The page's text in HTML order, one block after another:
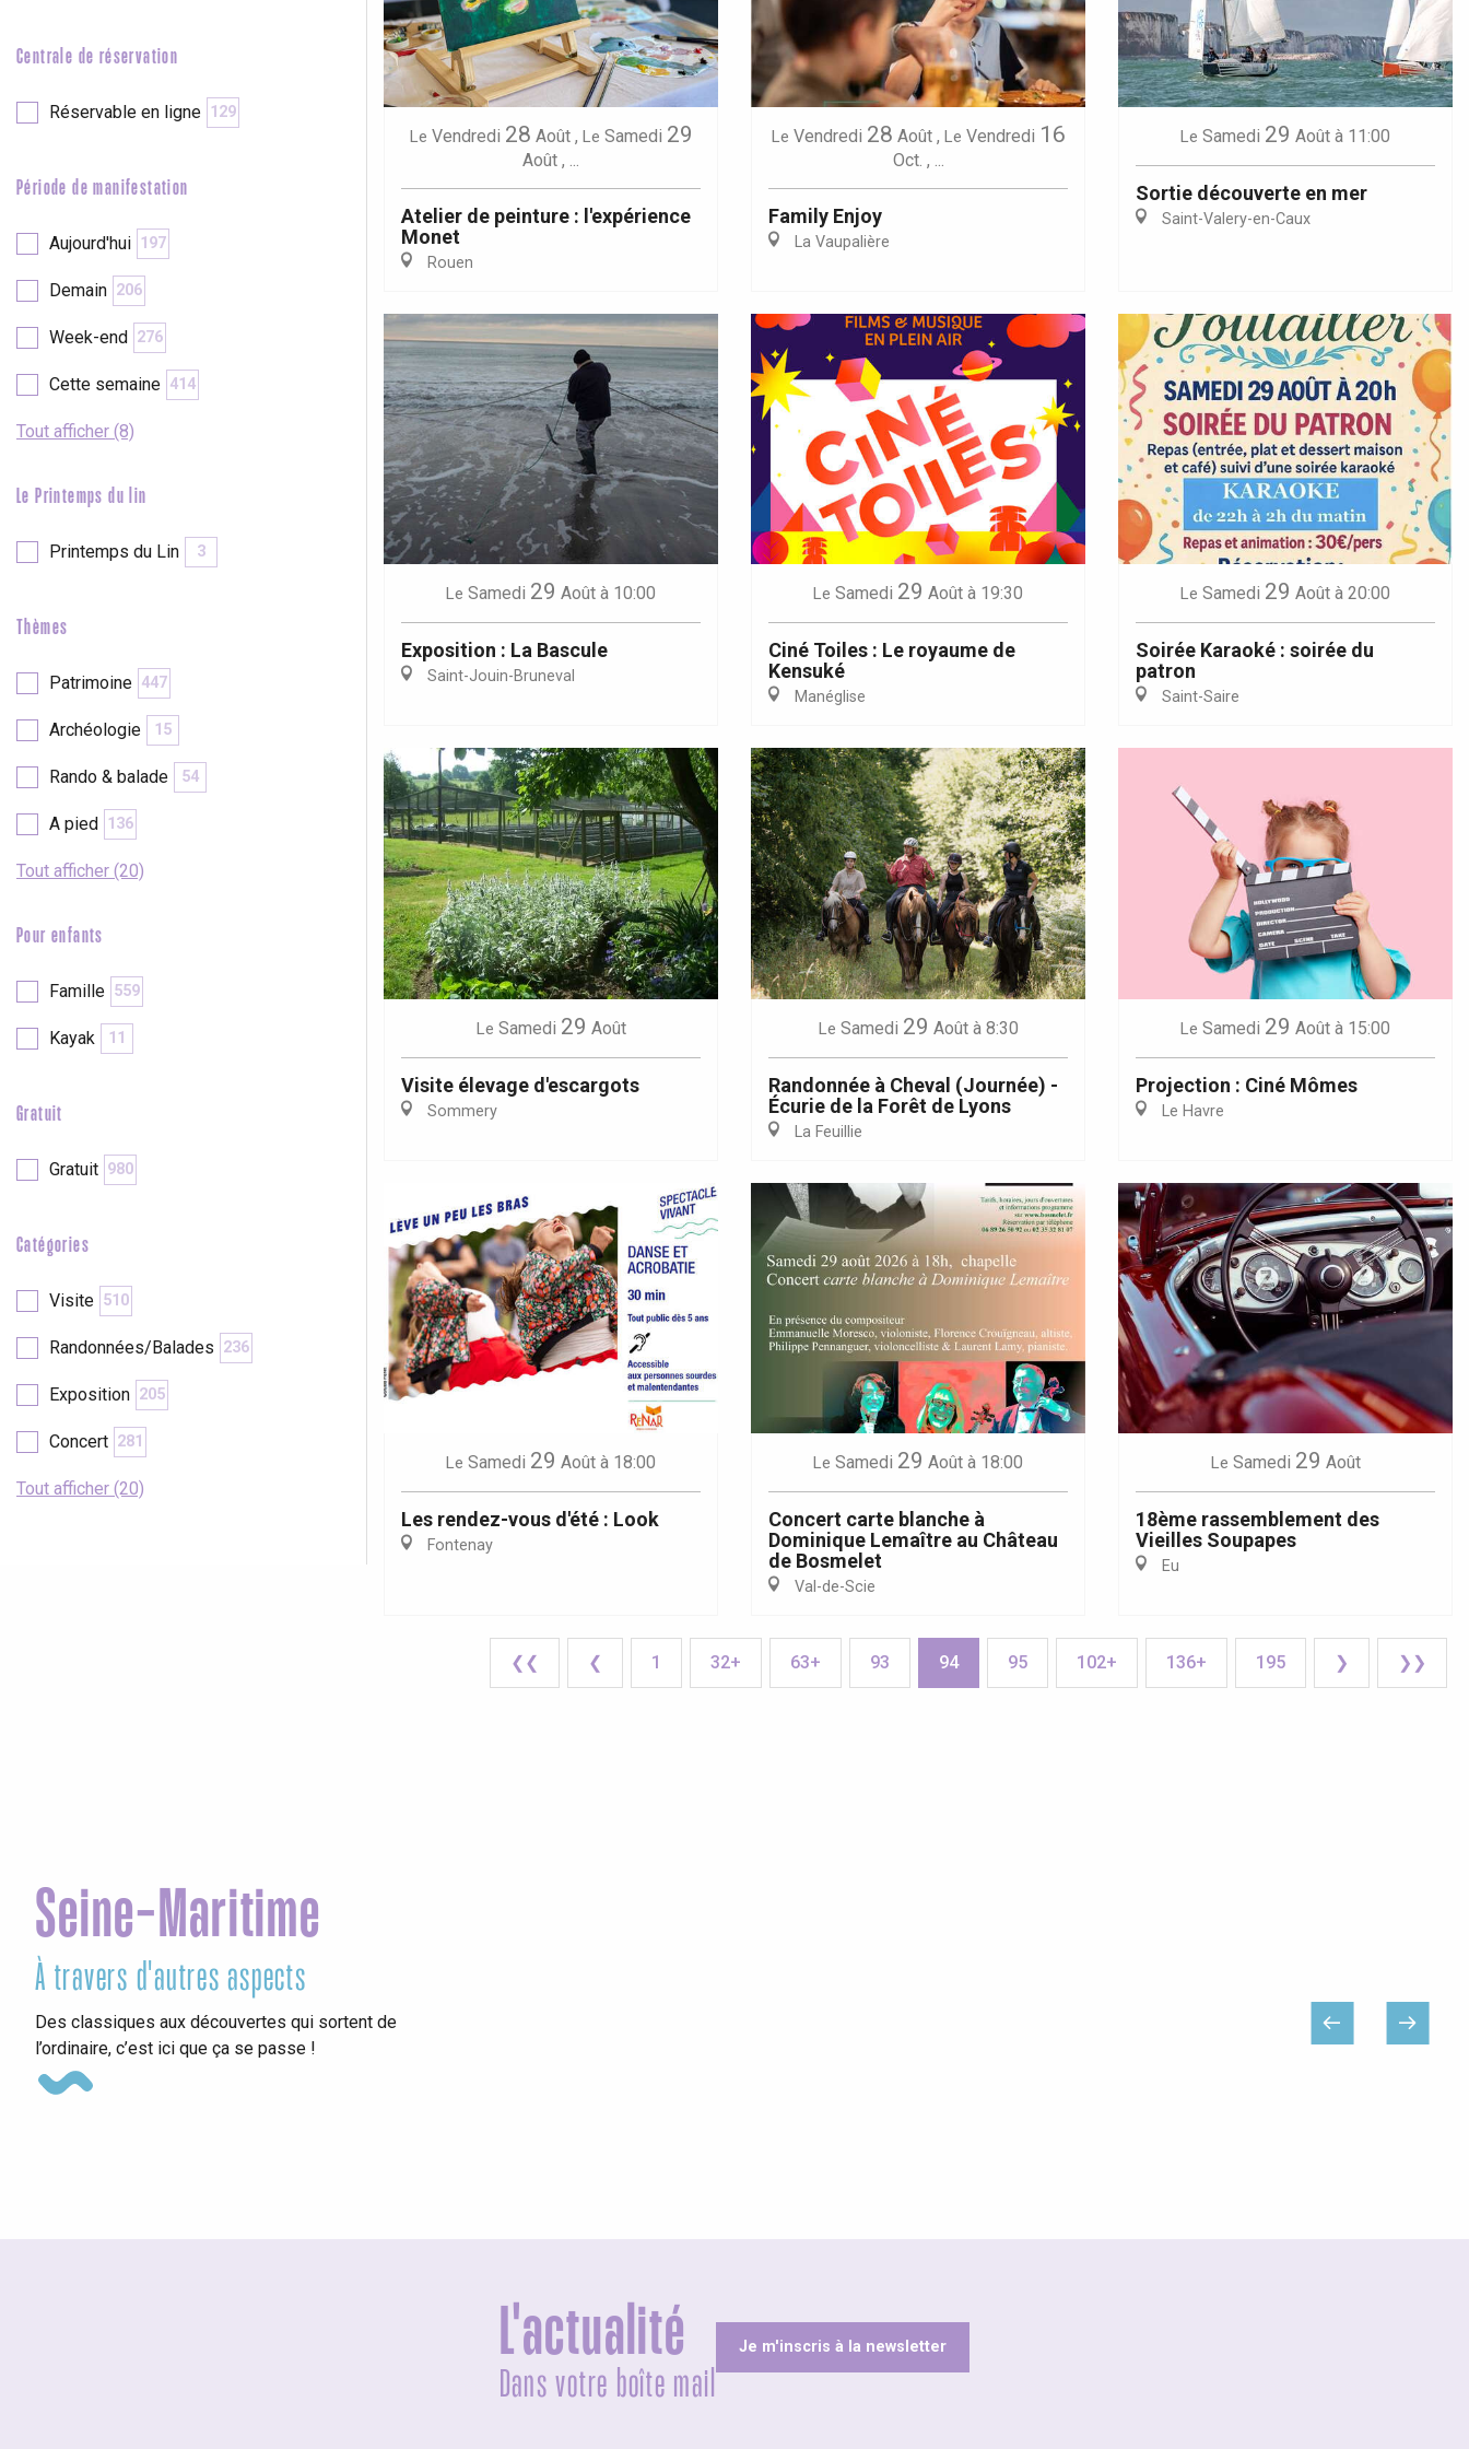
Duclair
Forges-les-Eaux
Neufchâtel-en-Bray
Paris 1h30
Centrale de réservation
Réservable en ligne 129
Période de manifestation
Aujourd'hui 197
Demain 206
Week-end 276
Cette semaine 414
Tout afficher (8)
Le Printemps du lin
Printemps du Lin 3
Thèmes
Patrimoine 447
Archéologie 15
Rando & balade 54
A pied 136
Tout afficher (20)
Pour enfants
Famille 559
Kayak 11
Gratuit
Gratuit 980
Catégories
Visite 510
Randonnées/Balades 236
Exposition 205
Concert 281
Tout afficher (20)
Le Vendredi 28 Août, Le Samedi 29
Août , ...
Atelier de peinture : l'expérience
Monet
Rouen
Le Vendredi 28 Août, Le Vendredi 16
Oct. , ...
Family Enjoy
La Vaupalière
Le Samedi 29 Août à 11:00
Sortie découverte en mer
Saint-Valery-en-Caux
Le Samedi 29 Août à 10:00
Exposition : La Bascule
Saint-Jouin-Bruneval
Le Samedi 29 Août à 19:30
Ciné Toiles : Le royaume de
Kensuké
Manéglise
Le Samedi 29 Août à 20:00
Soirée Karaoké : soirée du
patron
Saint-Saire
Le Samedi 29 Août
Visite élevage d'escargots
Sommery
Le Samedi 29 Août à 8:30
Randonnée à Cheval (Journée) -
Écurie de la Forêt de Lyons
La Feuillie
Le Samedi 29 Août à 15:00
Projection : Ciné Mômes
Le Havre
Le Samedi 29 Août à 18:00
Les rendez-vous d'été : Look
Fontenay
Le Samedi 29 Août à 18:00
Concert carte blanche à
Dominique Lemaître au Château
de Bosmelet
Val-de-Scie
Le Samedi 29 Août
18ème rassemblement des
Vieilles Soupapes
Eu
❮❮ ❮ 1 32+ 63+ 93 94 95 102+ 136+ 195 ❯ ❯❯
Seine-Maritime
À travers d'autres aspects
Des classiques aux découvertes qui sortent de
l’ordinaire, c’est ici que ça se passe !
L'actualité
Dans votre boîte mail
Je m'inscris à la newsletter